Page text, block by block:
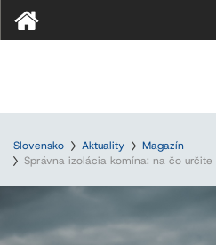
Slovensko Aktuality
Magazín
Správna izolácia komína: na čo určite